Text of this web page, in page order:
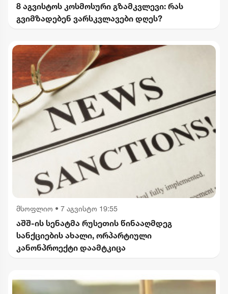
8 აგვისტოს კოსმოსური გზამკვლევი: რას
გვიმზადებენ ვარსკვლავები დღეს?
მსოფლიო • 7 აგვისტო 19:55
აშშ-ის სენატმა რუსეთის წინააღმდეგ
სანქციების ახალი, ორპარტიული
კანონპროექტი დაამტკიცა